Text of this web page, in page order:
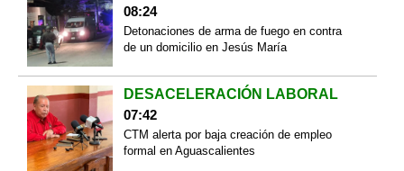
08:24
Detonaciones de arma de fuego en contra
de un domicilio en Jesús María
DESACELERACIÓN LABORAL
07:42
CTM alerta por baja creación de empleo
formal en Aguascalientes